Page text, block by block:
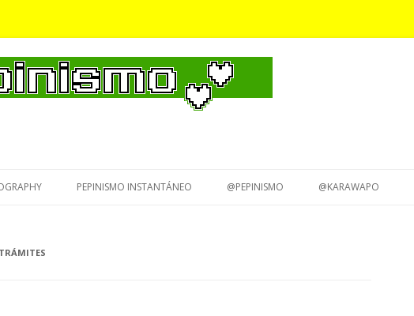
al
PEPINISMO INSTANTÁNEO @PEPINISMO @KARAWAPO
TRÁMITES